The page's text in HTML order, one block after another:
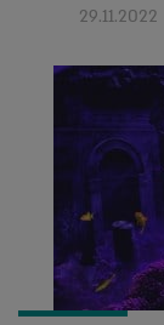
29.11.2022